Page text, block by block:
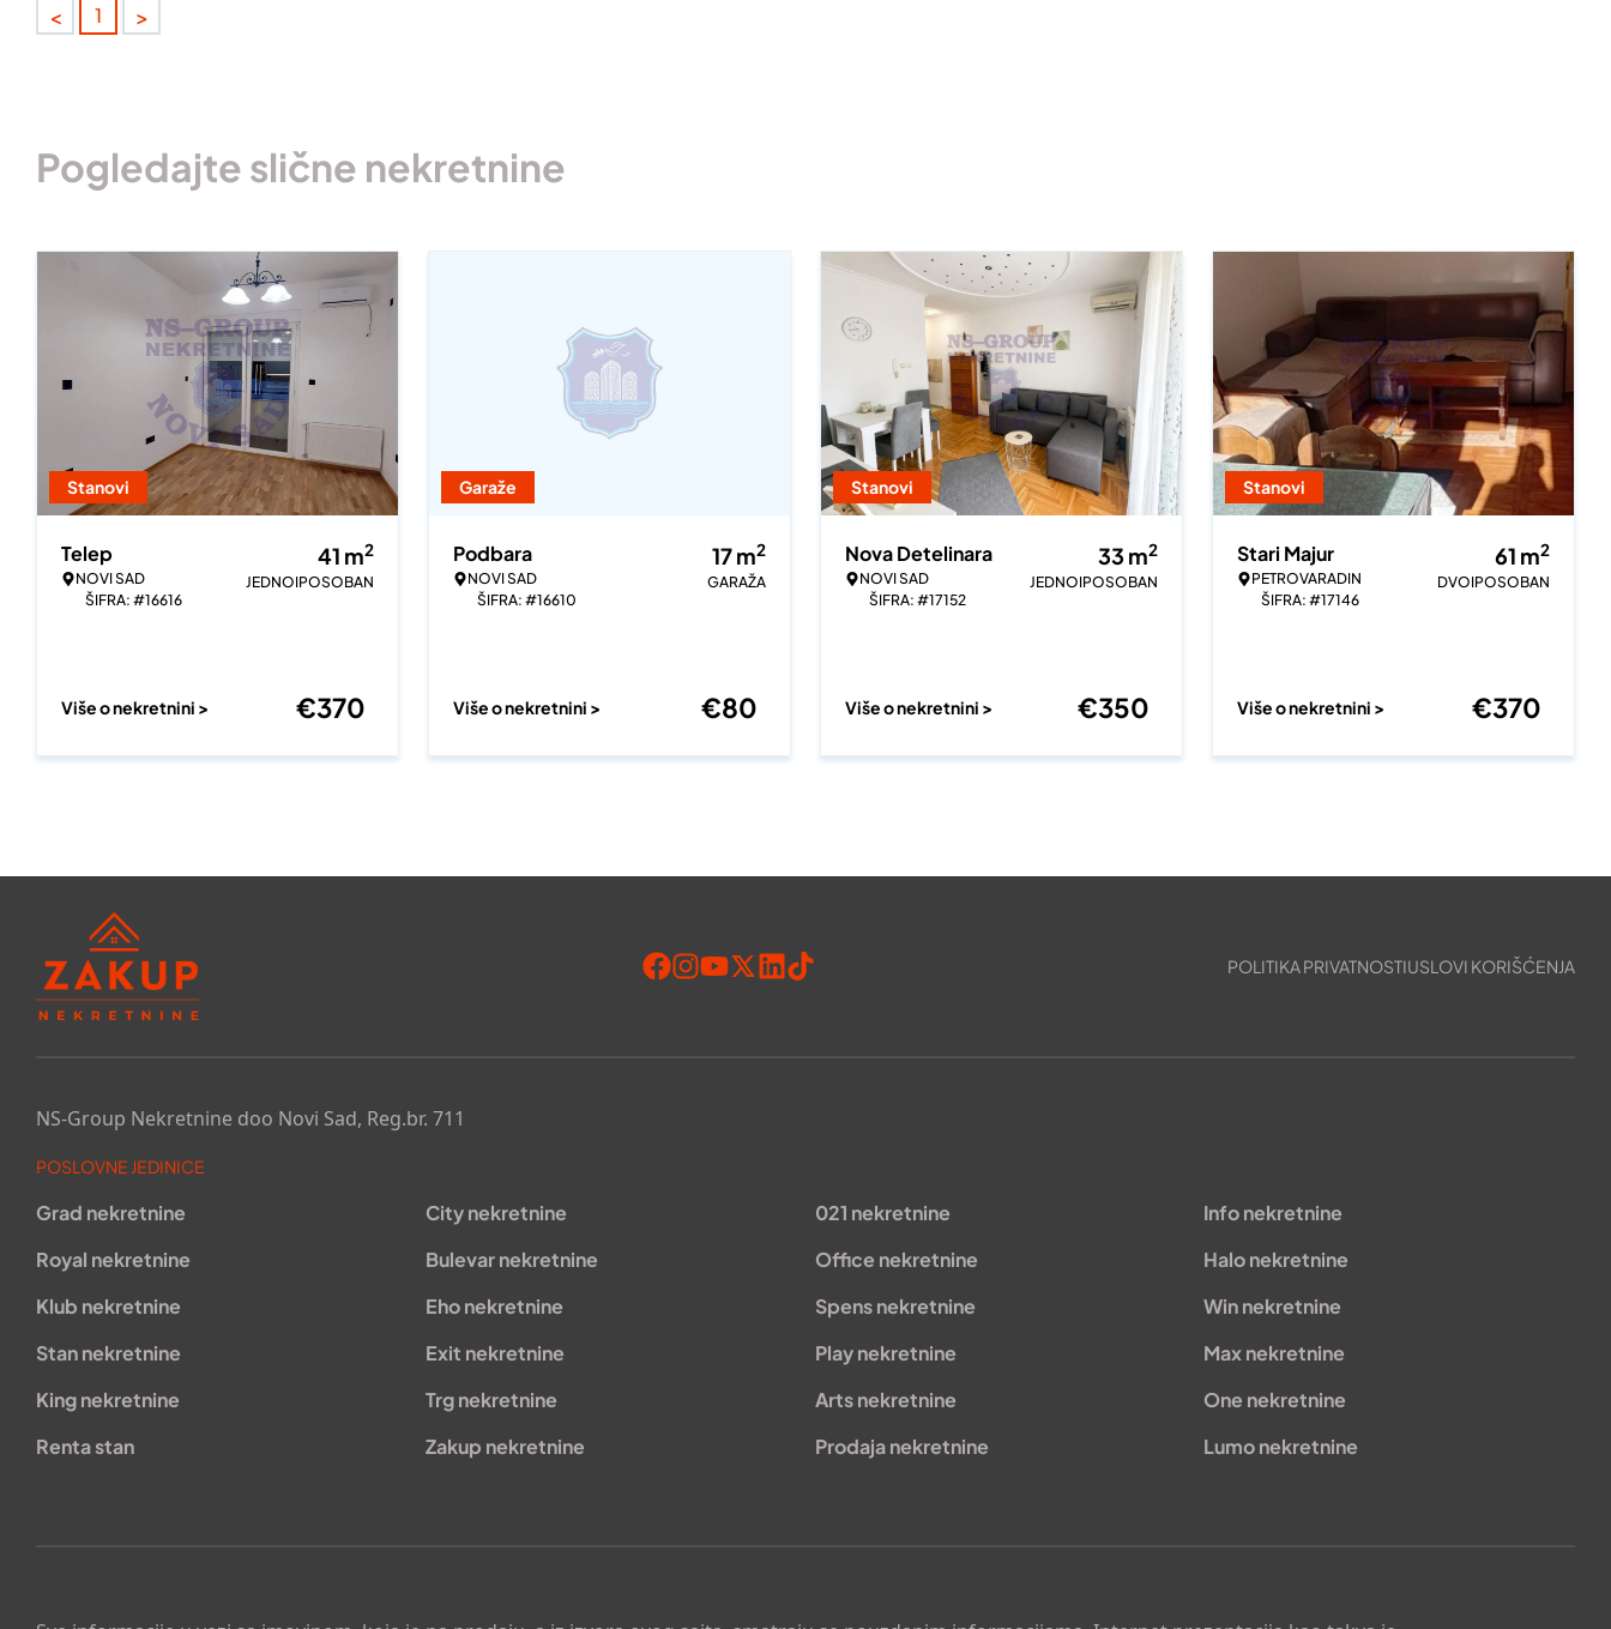
< 1 >
Pogledajte slične nekretnine
Stanovi
Telep
NOVI SAD
ŠIFRA: #16616
41 m2
JEDNOIPOSOBAN
Više o nekretnini > €370
Garaže
Podbara
NOVI SAD
ŠIFRA: #16610
17m2
GARAŽA
Više o nekretnini > €80
Stanovi
Nova Detelinara
NOVI SAD
ŠIFRA: #17152
33 m2
JEDNOIPOSOBAN
Više o nekretnini > €350
Stanovi
Stari Majur
PETROVARADIN
ŠIFRA: #17146
61 m2
DVOIPOSOBAN
Više o nekretnini > €370
POLITIKA PRIVATNOSTIUSLOVI KORIŠĆENJA
NS-Group Nekretnine doo Novi Sad, Reg.br. 711
POSLOVNE JEDINICE
Grad nekretnine City nekretnine 021 nekretnine
Info nekretnine
Royal nekretnine
Bulevar nekretnine Office nekretnine
Halo nekretnine
Klub nekretnine
Eho nekretnine Spens nekretnine
Win nekretnine
Stan nekretnine
Exit nekretnine Play nekretnine
Max nekretnine
King nekretnine
Trg nekretnine Arts nekretnine
One nekretnine
Renta stan
Zakup nekretnine Prodaja nekretnine Lumo nekretnine